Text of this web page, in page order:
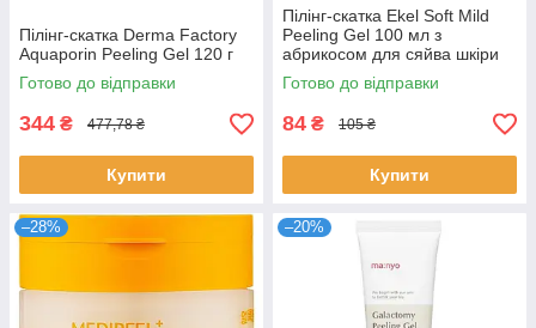
Пілінг-скатка Derma Factory
Aquaporin Peeling Gel 120 г
Готово до відправки
344 ₴ 477,78 ₴
Купити
Пілінг-скатка Ekel Soft Mild
Peeling Gel 100 мл з
абрикосом для сяйва шкіри
глибоке очищення пор Екел
Готово до відправки
84 ₴ 105 ₴
Купити
–28% –20%